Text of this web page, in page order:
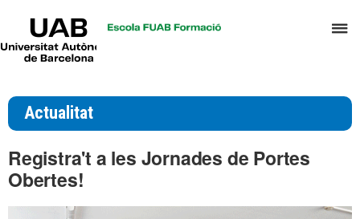
el
Universitat
Actualitat
Registra't a les Jornades de Portes
Obertes!